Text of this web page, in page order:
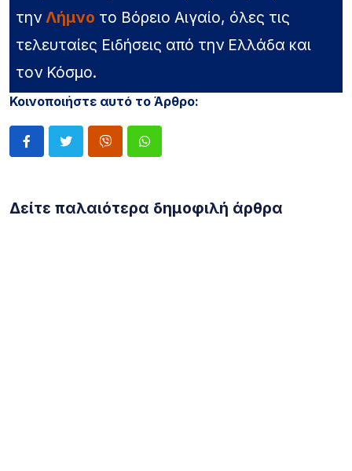
την Λήμνο το Βόρειο Αιγαίο, όλες τις
τελευταίες Ειδήσεις από την Ελλάδα και
τον Κόσμο.
Κοινοποιήστε αυτό το Άρθρο:
Δείτε παλαιότερα δημοφιλή άρθρα